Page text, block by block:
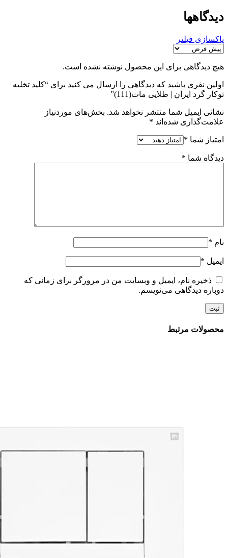
دیدگاهها
پاکسازی فیلتر
هیچ دیدگاهی برای این محصول نوشته نشده است.
اولین نفری باشید که دیدگاهی را ارسال می کنید برای “کلید تخلیه
توکار گرد ایران | طلایی مات(111)”
نشانی ایمیل شما منتشر نخواهد شد. بخش‌های موردنیاز
علامت‌گذاری شده‌اند *
امتیاز شما *
دیدگاه شما *
نام *
ایمیل *
ذخیره نام، ایمیل و وبسایت من در مرورگر برای زمانی که
دوباره دیدگاهی می‌نویسم.
محصولات مرتبط